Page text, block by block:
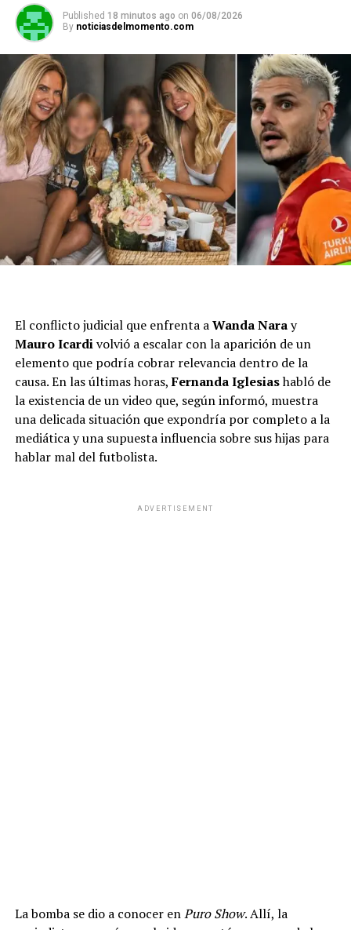
Published 18 minutos ago on 06/08/2026
By noticiasdelmomento.com
El conflicto judicial que enfrenta aWanda Naray
Mauro Icardivolvió a escalar con la aparición de un
elemento que podría cobrar relevancia dentro de la
causa. En las últimas horas,Fernanda Iglesiashabló de
la existencia de un video que, según informó, muestra
una delicada situación que expondría por completo a la
mediática y una supuesta influencia sobre sus hijas para
hablar mal del futbolista.
ADVERTISEMENT
La bomba se dio a conocer enPuro Show. Allí, la